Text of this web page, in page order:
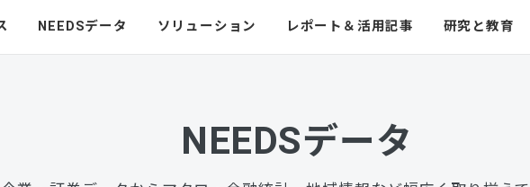
NEEDSデータ ソリューション レポート＆活用記事 研究と教育
NEEDSデータ